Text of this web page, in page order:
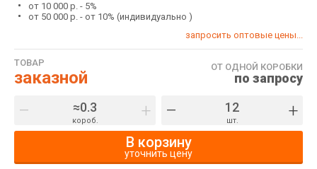
от 10 000 р. - 5%
от 50 000 р. - от 10% (индивидуально )
запросить оптовые цены...
ТОВАР
заказной
ОТ ОДНОЙ КОРОБКИ
по запросу
– короб. + – шт. +
В корзину
уточнить цену